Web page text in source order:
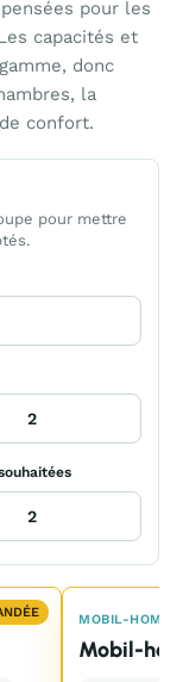
pour les
capacités et
donc
la
confort.
pour mettre
MOBIL-HOME
Mobil-